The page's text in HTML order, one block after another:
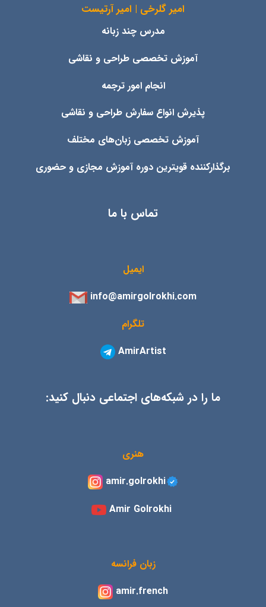
امیر گلرخی | امیر آرتیست
مدرس چند زبانه
آموزش تخصصی طراحی و نقاشی
انجام امور ترجمه
پذیرش انواع سفارش طراحی و نقاشی
آموزش تخصصی زبان‌های مختلف
برگذارکننده قویترین دوره آموزش مجازی و حضوری
تماس با ما
ایمیل
info@amirgolrokhi.com
تلگرام
AmirArtist
ما را در شبکه‌های اجتماعی دنبال کنید:
هنری
amir.golrokhi
زبان فرانسه
amir.french